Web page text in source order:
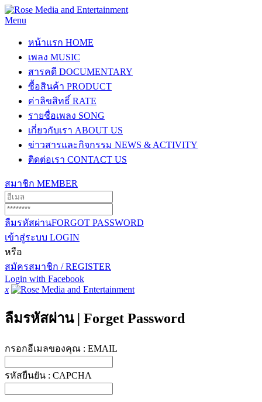
Menu
หน้าแรก HOME
เพลง MUSIC
สารคดี DOCUMENTARY
ซื้อสินค้า PRODUCT
ค่าลิขสิทธิ์ RATE
รายชื่อเพลง SONG
เกี่ยวกับเรา ABOUT US
ข่าวสารและกิจกรรม NEWS & ACTIVITY
ติดต่อเรา CONTACT US
สมาชิก MEMBER
ลืมรหัสผ่านFORGOT PASSWORD
เข้าสู่ระบบ LOGIN
หรือ
สมัครสมาชิก / REGISTER
Login with Facebook
x
ลืมรหัสผ่าน | Forget Password
กรอกอีเมลของคุณ : EMAIL
รหัสยืนยัน : CAPCHA